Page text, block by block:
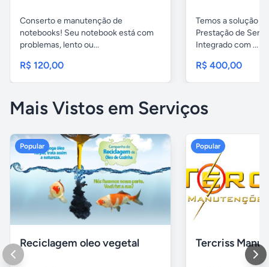
Conserto e manutenção de
notebooks! Seu notebook está com
problemas, lento ou...
R$ 120,00
Temos a solução
Prestação de
Integrado com ...
R$ 400,00
Mais Vistos em Serviços
Popular
Reciclagem oleo vegetal
Popular